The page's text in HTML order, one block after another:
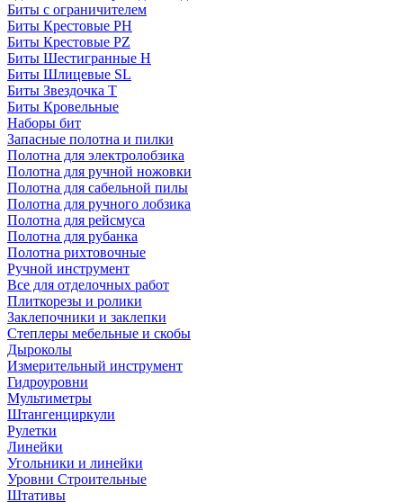
Биты с ограничителем
Биты Крестовые PH
Биты Крестовые PZ
Биты Шестигранные H
Биты Шлицевые SL
Биты Звездочка T
Биты Кровельные
Наборы бит
Запасные полотна и пилки
Полотна для электролобзика
Полотна для ручной ножовки
Полотна для сабельной пилы
Полотна для ручного лобзика
Полотна для рейсмуса
Полотна для рубанка
Полотна рихтовочные
Ручной инструмент
Все для отделочных работ
Плиткорезы и ролики
Заклепочники и заклепки
Степлеры мебельные и скобы
Дыроколы
Измерительный инструмент
Гидроуровни
Мультиметры
Штангенциркули
Рулетки
Линейки
Угольники и линейки
Уровни Строительные
Штативы